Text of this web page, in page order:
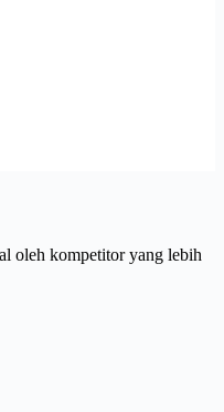
oleh kompetitor yang lebih